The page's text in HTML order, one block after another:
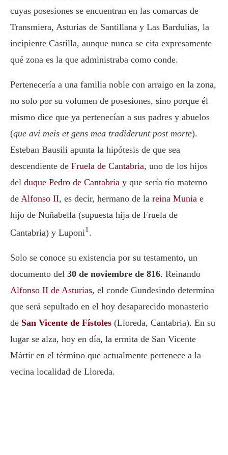
cuyas posesiones se encuentran en las comarcas de
Transmiera, Asturias de Santillana y Las Bardulias, la
incipiente Castilla, aunque nunca se cita expresamente
qué zona es la que administraba como conde.
Pertenecería a una familia noble con arraigo en la zona,
no solo por su volumen de posesiones, sino porque él
mismo dice que ya pertenecían a sus padres y abuelos
(que avi meis et gens mea tradiderunt post morte).
Esteban Bausili apunta la hipótesis de que sea
descendiente de Fruela de Cantabria, uno de los hijos
del duque Pedro de Cantabria y que sería tío materno
de Alfonso II, es decir, hermano de la reina Munia e
hijo de Nuñabella (supuesta hija de Fruela de
Cantabria) y Luponi1 .
Solo se conoce su existencia por su testamento, un
documento del 30 de noviembre de 816. Reinando
Alfonso II de Asturias, el conde Gundesindo determina
que será sepultado en el hoy desaparecido monasterio
de San Vicente de Fístoles (Lloreda, Cantabria). En su
lugar se alza, hoy en día, la ermita de San Vicente
Mártir en el término que actualmente pertenece a la
vecina localidad de Lloreda.